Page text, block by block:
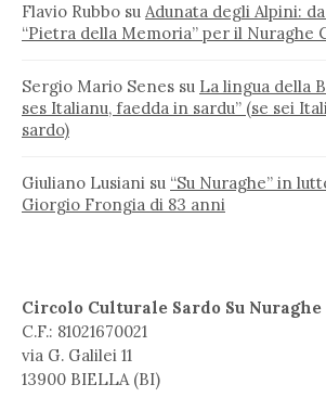
Flavio Rubbo su Adunata degli Alpini:
“Pietra della Memoria” per il Nuraghe
Sergio Mario Senes su La lingua della
ses Italianu, faedda in sardu” (se sei
sardo)
Giuliano Lusiani su “Su Nuraghe” in
Giorgio Frongia di 83 anni
Circolo Culturale Sardo Su Nuraghe
C.F.: 81021670021
via G. Galilei 11
13900 BIELLA (BI)